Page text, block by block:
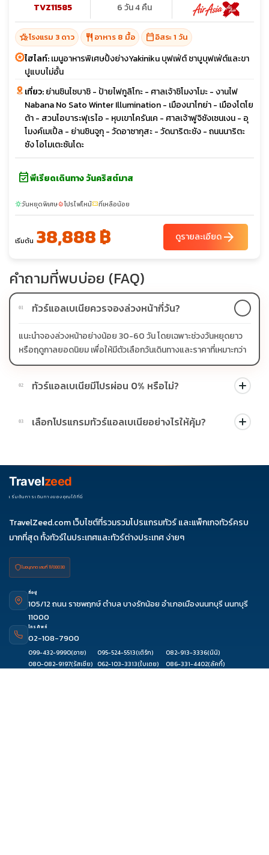
TVZ11585
6 วัน 4 คืน
hotel_classโรงแรม 3 ดาว restaurant อาหาร 8 มื้อ calendar_todayอิสระ 1 วัน
ไฮไลท์:เมนูอาหารพิเศษปิ้งย่างYakiniku บุฟเฟ่ต์ ชาบูบุฟเฟ่ต์และขา
ปูแบบไม่อั้น
เที่ยว:ย่านชินไซบาชิ - ป้ายไฟกูลิโกะ - ศาลเจ้าชิโมงาโมะ - งานไฟ
Nabana No Sato Winter Illumination - เมืองนาโกย่า - เมืองโตโย
ต้า - สวนโอบาระฟุเรไอ - หุบเขาโครันเค - ศาลเจ้าฟูจิซังเซนเงน - อุ
โมงค์เมเปิ้ล - ย่านชินจูกุ - วัดอาซากุสะ - วัดนาริตะชัง - ถนนนาริตะ
ซัง โอโมเตะซันโดะ
event_availableพีเรียดเดินทาง วันคริสต์มาส
sunnyวันหยุดพิเศษlocal_fire_departmentโปรไฟไหม้confirmation_numberที่เหลือน้อย
เริ่มต้น 38,888 ฿ ดูรายละเอียดarrow_forward
คำถามที่พบบ่อย (FAQ)
01 ทัวร์แอลเบเนียควรจองล่วงหน้ากี่วัน?
แนะนำจองล่วงหน้าอย่างน้อย 30-60 วัน โดยเฉพาะช่วงวันหยุดยาว
หรือฤดูกาลยอดนิยม เพื่อให้มีตัวเลือกวันเดินทางและราคาที่เหมาะกว่า
02 ทัวร์แอลเบเนียมีโปรผ่อน 0% หรือไม่?
บางโปรแกรมมีโปรผ่อน 0% หรือโปรโมชั่นบัตรเครดิตตามเงื่อนไขที่
บริษัทกำหนด สามารถดูสัญลักษณ์โปรโมชั่นในรายการทัวร์แต่ละ
03 เลือกโปรแกรมทัวร์แอลเบเนียอย่างไรให้คุ้ม?
ช่วงราคา ไม่ควรเทียบจากราคาต่ำสุดเพียงอย่างเดียว
ดูรีวิว โทรจองทัวร์ จองผ่านแชท จองผ่านไลน์
Travelzeed
เริ่มต้นการเดินทางของคุณได้ที่นี่
TravelZeed.com เว็บไซต์ที่รวมรวมโปรแกรมทัวร์ และแพ็กเกจทัวร์ครบ
มากที่สุด ทั้งทัวร์ในประเทศและทัวร์ต่างประเทศ ง่ายๆ
ใบอนุญาต เลขที่ 11/08038
ที่อยู่
105/12 ถนน ราชพฤกษ์ ตำบล บางรักน้อย อำเภอเมืองนนทบุรี นนทบุรี
11000
โทรศัพท์
02-108-7900
099-432-9990(อาย) 095-524-5513(เติร์ก) 082-913-3336(นินิ)
080-082-9197(รัสเซีย) 062-103-3313(ใบเตย) 086-331-4402(ลัคกี้)